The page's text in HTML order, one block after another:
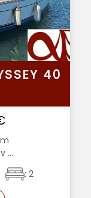
40
...
: 2